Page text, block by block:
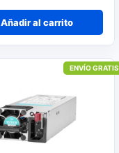
Añadir al carrito
ENVÍO GRATIS